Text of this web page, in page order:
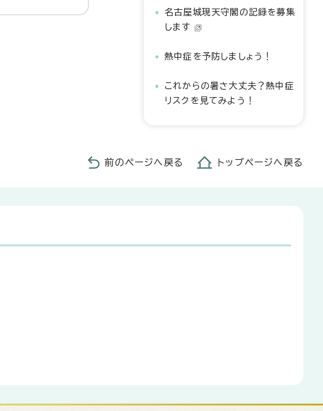
名古屋城現天守閣の記録を募集
します
熱中症を予防しましょう！
これからの暑さ大丈夫？熱中症
リスクを見てみよう！
前のページへ戻る トップページへ戻る